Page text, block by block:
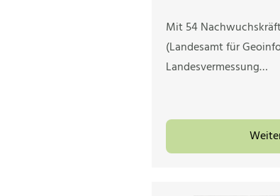
Mit 54
(Landesamt für
Landesvermessung…